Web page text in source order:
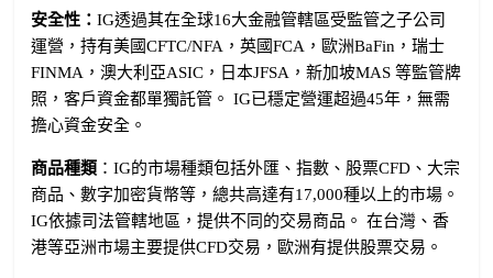
安全性：IG透過其在全球16大金融管轄區受監管之子公司
運營，持有美國CFTC/NFA，英國FCA，歐洲BaFin，瑞士
FINMA，澳大利亞ASIC，日本JFSA，新加坡MAS 等監管牌
照，客戶資金都單獨託管。 IG已穩定營運超過45年，無需
擔心資金安全。
商品種類 ：IG的市場種類包括外匯、指數、股票CFD、大宗
商品、數字加密貨幣等，總共高達有17,000種以上的市場。
IG依據司法管轄地區，提供不同的交易商品。 在台灣、香
港等亞洲市場主要提供CFD交易，歐洲有提供股票交易。